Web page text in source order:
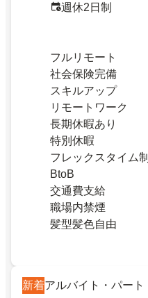
週休2日制
フルリモート
社会保険完備
スキルアップ
リモートワーク
長期休暇あり
特別休暇
フレックスタイム制
BtoB
交通費支給
職場内禁煙
髪型髪色自由
新着アルバイト・パート